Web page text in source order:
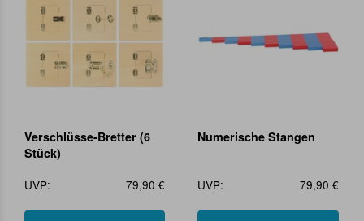
Verschlüsse-Bretter (6
Stück)
UVP:
79,90 €
Numerische Stangen
UVP: 79,90 €